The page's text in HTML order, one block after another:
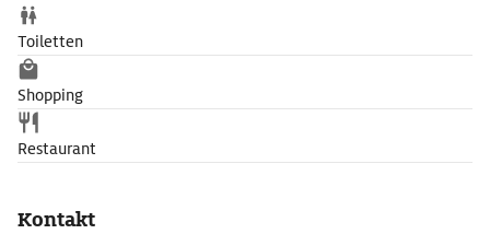
Toiletten
Shopping
Restaurant
Kontakt